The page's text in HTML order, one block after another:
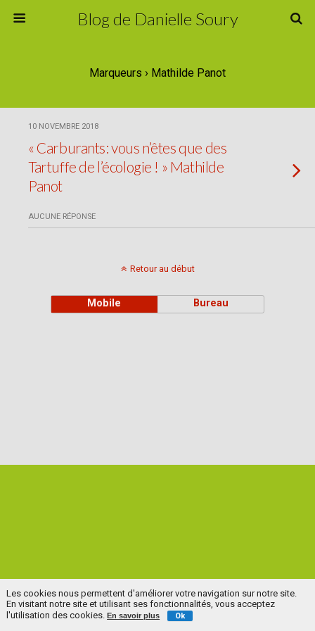
Blog de Danielle Soury
Marqueurs › Mathilde Panot
10 NOVEMBRE 2018
« Carburants: vous n’êtes que des
Tartuffe de l’écologie ! » Mathilde
Panot
AUCUNE RÉPONSE
Retour au début
Mobile Bureau
Les cookies nous permettent d'améliorer votre navigation sur notre site.
En visitant notre site et utilisant ses fonctionnalités, vous acceptez
l'utilisation des cookies.En savoir plus Ok